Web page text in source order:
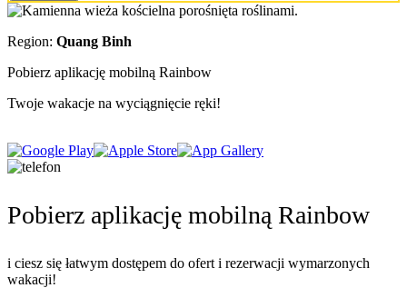
Region: Quang Binh
Pobierz aplikację mobilną Rainbow
Twoje wakacje na wyciągnięcie ręki!
Pobierz aplikację mobilną Rainbow
i ciesz się łatwym dostępem do ofert i rezerwacji wymarzonych
wakacji!